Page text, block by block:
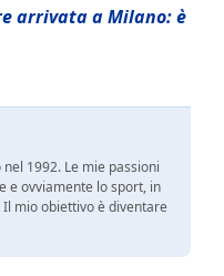
arrivata a Milano: è
1992. Le mie passioni
e ovviamente lo sport, in
mio obiettivo è diventare